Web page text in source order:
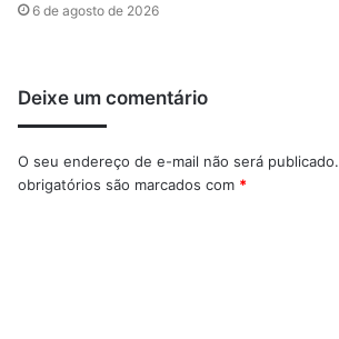
6 de agosto de 2026
Deixe um comentário
O seu endereço de e-mail não será publicado.
obrigatórios são marcados com *